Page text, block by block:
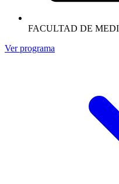
FACULTAD DE
Ver programa